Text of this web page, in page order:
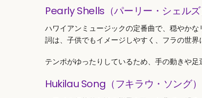
Pearly Shells（パーリー・シェルズ
ハワイアンミュージックの定番曲で、穏やか
詞は、子供でもイメージしやすく、フラの世界
テンポがゆったりしているため、手の動きや
Hukilau Song（フキラウ・ソング）